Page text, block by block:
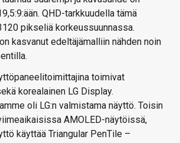
QHD-tarkkuudella tämä
pikseliä korkeussuunnassa.
kasvanut edeltäjämalliin nähden noin
toimivat
korealainen LG Display.
oli LG:n valmistama näyttö. Toisin
AMOLED-näytöissä,
käyttää Triangular PenTile –